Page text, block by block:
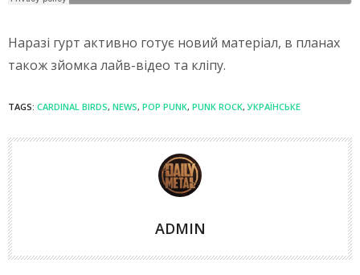
Наразі гурт активно готує новий матеріал, в планах
також зйомка лайв-відео та кліпу.
TAGS: CARDINAL BIRDS, NEWS, POP PUNK, PUNK ROCK,УКРАЇНСЬКЕ
ADMIN